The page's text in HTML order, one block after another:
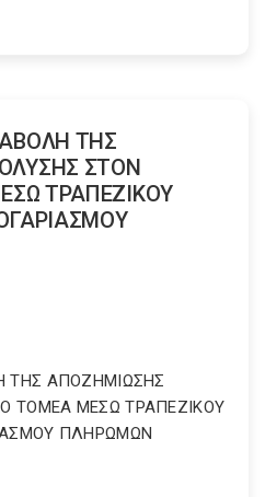
ΤΗΣ
ΣΤΟΝ
ΤΡΑΠΕΖΙΚΟΥ
ΤΗΣ ΑΠΟΖΗΜΙΩΣΗΣ
ΤΟΜΕΑ ΜΕΣΩ ΤΡΑΠΕΖΙΚΟΥ
ΠΛΗΡΩΜΩΝ